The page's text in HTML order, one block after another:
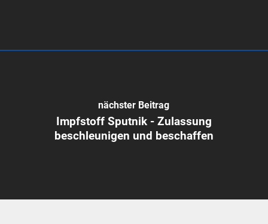
nächster Beitrag
Impfstoff Sputnik - Zulassung
beschleunigen und beschaffen